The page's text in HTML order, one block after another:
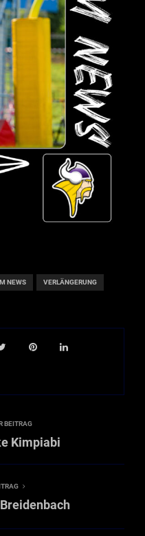
NEWS VERLÄNGERUNG
BEITRAG
Kimpiabi